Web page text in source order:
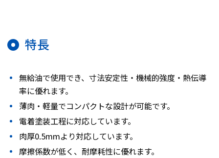
特長
無給油で使用でき、寸法安定性・機械的強度・熱伝導
率に優れます。
薄肉・軽量でコンパクトな設計が可能です。
電着塗装工程に対応しています。
肉厚0.5mmより対応しています。
摩擦係数が低く、耐摩耗性に優れます。